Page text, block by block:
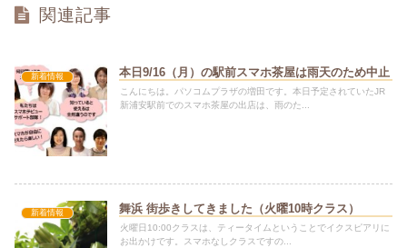
関連記事
新着情報 本日9/16（月）の駅前スマホ茶屋は雨天のため中止
こんにちは。パソコムプラザの増田です。本日予定されていたJR
新浦安駅前でのスマホ茶屋の出店は、雨のた...
新着情報 舞浜 街歩きしてきました（火曜10時クラス）
火曜日10:00クラスは、ティータイムということでイクスピアリに
お出かけです。スマホなしクラスですの...